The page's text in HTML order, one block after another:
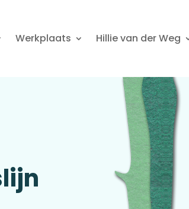
Werkplaats Hillie van der Weg